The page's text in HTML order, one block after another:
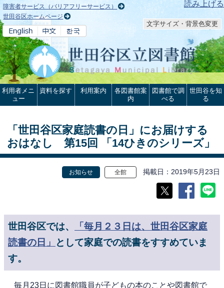
本文へ 読み上げる
障害者サービス（バリアフリーサービス）
世田谷区ホームページ
文字サイズ・背景色変更
利用者メニ
ュー
資料を探す 利用案内
各図書館案
内
図書館で調
べる
世田谷を知
る
「世田谷区家庭読書の日」にお届けする
おはなし 第15回 「14ひきのシリーズ」
お知らせ 全館 掲載日 2019年5月23日
世田谷区では、
「毎月２３日は、世田谷区家庭
読書の日」
として家庭での読書をすすめていま
す。
毎月23日に図書館職員が子どもの本のことや図書館で